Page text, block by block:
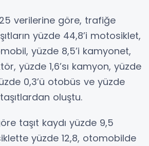
verilerine göre, trafiğe
yüzde 44,8’i motosiklet,
yüzde 8,5’i kamyonet,
yüzde 1,6’sı kamyon, yüzde
0,3’ü otobüs ve yüzde
taşıtlardan oluştu.
taşıt kaydı yüzde 9,5
yüzde 12,8, otomobilde